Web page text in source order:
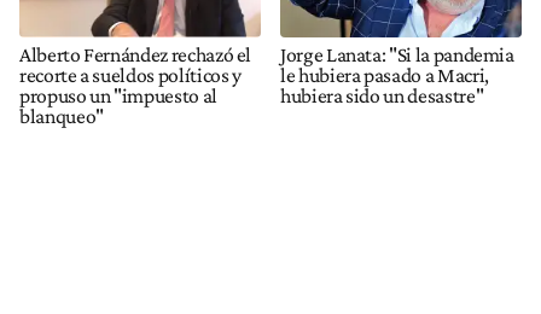
Alberto Fernández rechazó el
recorte a sueldos políticos y
propuso un "impuesto al
blanqueo"
Jorge Lanata: "Si la pandemia
le hubiera pasado a Macri,
hubiera sido un desastre"